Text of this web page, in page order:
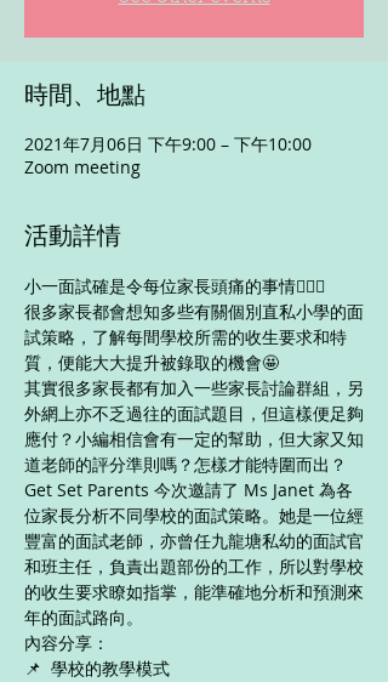
時間、地點
2021年7月06日 下午9:00 – 下午10:00
Zoom meeting
活動詳情
小一面試確是令每位家長頭痛的事情🤦🏻‍♀️
很多家長都會想知多些有關個別直私小學的面
試策略，了解每間學校所需的收生要求和特
質，便能大大提升被錄取的機會🤩
其實很多家長都有加入一些家長討論群組，另
外網上亦不乏過往的面試題目，但這樣便足夠
應付？小編相信會有一定的幫助，但大家又知
道老師的評分準則嗎？怎樣才能特圍而出？
Get Set Parents 今次邀請了 Ms Janet 為各
位家長分析不同學校的面試策略。她是一位經
豐富的面試老師，亦曾任九龍塘私幼的面試官
和班主任，負責出題部份的工作，所以對學校
的收生要求瞭如指掌，能準確地分析和預測來
年的面試路向。
內容分享：
📌  學校的教學模式